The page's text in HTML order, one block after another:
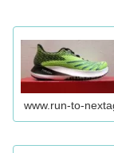
www.run-to-